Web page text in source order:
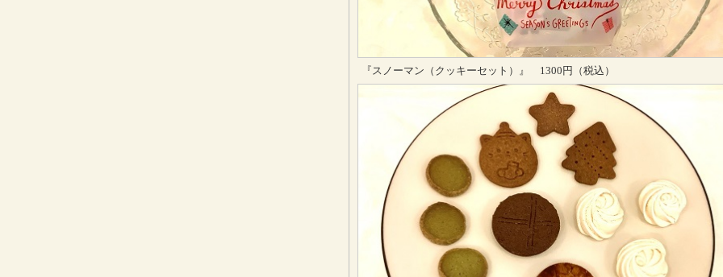
『スノーマン（クッキーセット）』 1300円（税込）